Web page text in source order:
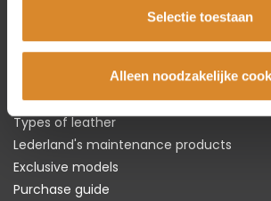
Selectie toestaan
Alleen noodzakelijke
The leather specialist
About Lederland
Everything aboutrealleather
Types of leather
Lederland's maintenance products
Exclusive models
Purchase guide